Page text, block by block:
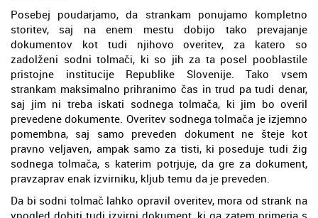
Posebej poudarjamo, da strankam ponujamo kompletno
storitev, saj na enem mestu dobijo tako prevajanje
dokumentov kot tudi njihovo overitev, za katero so
zadolženi sodni tolmači, ki so jih za ta posel pooblastile
pristojne institucije Republike Slovenije. Tako vsem
strankam maksimalno prihranimo čas in trud pa tudi denar,
saj jim ni treba iskati sodnega tolmača, ki jim bo overil
prevedene dokumente. Overitev sodnega tolmača je izjemno
pomembna, saj samo preveden dokument ne šteje kot
pravno veljaven, ampak samo za tisti, ki poseduje tudi žig
sodnega tolmača, s katerim potrjuje, da gre za dokument,
pravzaprav enak izvirniku, kljub temu da je preveden.
Da bi sodni tolmač lahko opravil overitev, mora od strank na
vpogled dobiti tudi izvirni dokument, ki ga zatem primerja s